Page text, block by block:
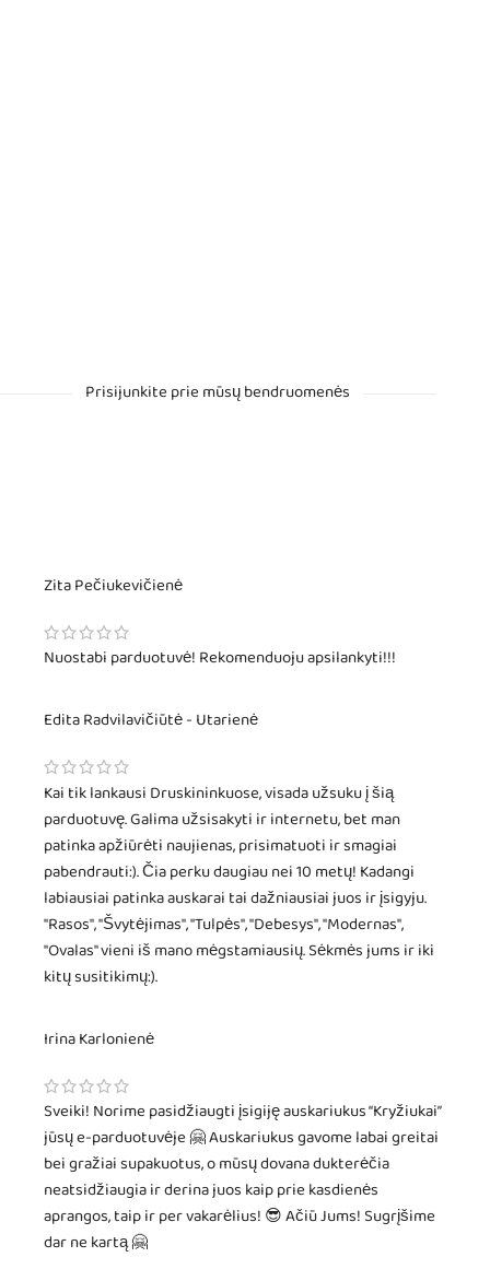
Prisijunkite prie mūsų bendruomenės
Zita Pečiukevičienė
Nuostabi parduotuvė! Rekomenduoju apsilankyti!!!
Edita Radvilavičiūtė - Utarienė
Kai tik lankausi Druskininkuose, visada užsuku į šią
parduotuvę. Galima užsisakyti ir internetu, bet man
patinka apžiūrėti naujienas, prisimatuoti ir smagiai
pabendrauti:). Čia perku daugiau nei 10 metų! Kadangi
labiausiai patinka auskarai tai dažniausiai juos ir įsigyju.
"Rasos", "Švytėjimas", "Tulpės", "Debesys", "Modernas",
"Ovalas" vieni iš mano mėgstamiausių. Sėkmės jums ir iki
kitų susitikimų:).
Irina Karlonienė
Sveiki! Norime pasidžiaugti įsigiję auskariukus “Kryžiukai”
jūsų e-parduotuvėje 🤗 Auskariukus gavome labai greitai
bei gražiai supakuotus, o mūsų dovana dukterėčia
neatsidžiaugia ir derina juos kaip prie kasdienės
aprangos, taip ir per vakarėlius! 😎 Ačiū Jums! Sugrįšime
dar ne kartą 🤗